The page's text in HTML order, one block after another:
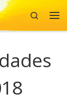
Search